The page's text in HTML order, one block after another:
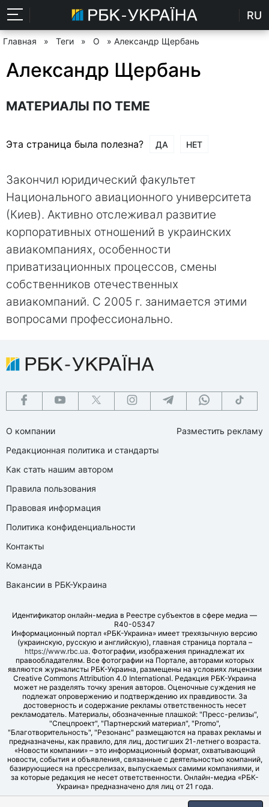
RU
Главная » Теги » О » Александр Щербань
Александр Щербань
МАТЕРИАЛЫ ПО ТЕМЕ
Эта страница была полезна? ДА НЕТ
Закончил юридический факультет
Национального авиационного университета
(Киев). Активно отслеживал развитие
корпоративных отношений в украинских
авиакомпаниях, особенности
приватизационных процессов, смены
собственников отечественных
авиакомпаний. С 2005 г. занимается этими
вопросами профессионально.
О компании
Редакционная политика и стандарты
Как стать нашим автором
Правила пользования
Правовая информация
Политика конфиденциальности
Контакты
Команда
Вакансии в РБК-Украина
Разместить рекламу
Идентификатор онлайн-медиа в Реестре субъектов в сфере медиа —
R40-05347
Информационный портал «РБК-Украина» имеет трехязычную версию
(украинскую, русскую и английскую), главная страница портала –
https://www.rbc.ua. Фотографии, изображения принадлежат их
правообладателям. Все фотографии на Портале, авторами которых
являются журналисты РБК-Украина, размещены на условиях лицензии
Creative Commons Attribution 4.0 International. Редакция РБК-Украина
может не разделять точку зрения авторов. Оценочные суждения не
подлежат опровержению и подтверждению их правдивости. За
достоверность и содержание рекламы ответственность несет
рекламодатель. Материалы, обозначенные плашкой: "Пресс-релизы",
"Спецпроект", "Партнерский материал", "Promo",
"Благотворительность", "Резонанс" размещаются на правах рекламы и
предназначены, как правило, для лиц, достигших 21-летнего возраста.
«Новости компании» – это информационный формат, охватывающий
новости, события и объявления, связанные с деятельностью компаний,
базирующиеся на прессрелизах, выпускаемых самими компаниями, и
за которые редакция не несет ответственности. Онлайн-медиа «РБК-
Украина» предназначено для лиц от 21 года.
© LLC "UBT MEDIA", 2006-2026.